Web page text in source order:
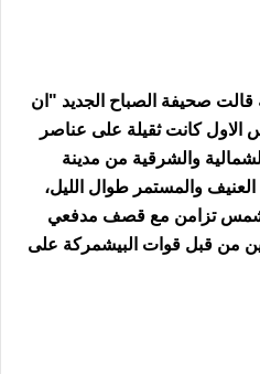
قالت صحيفة الصباح الجديد "ان
الاول كانت ثقيلة على عناصر
والشرقية من مدينة
والمستمر طوال الليل،
تزامن مع قصف مدفعي
من قبل قوات البيشمركة على